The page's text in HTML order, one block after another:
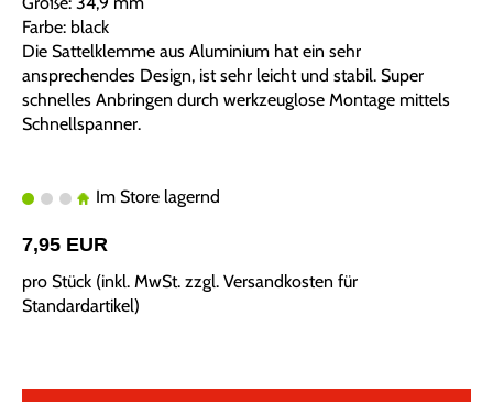
Farbe: black
Die Sattelklemme aus Aluminium hat ein sehr
ansprechendes Design, ist sehr leicht und stabil. Super
schnelles Anbringen durch werkzeuglose Montage mittels
Schnellspanner.
Im Store lagernd
7,95 EUR
pro Stück (inkl. MwSt. zzgl. Versandkosten für
Standardartikel)